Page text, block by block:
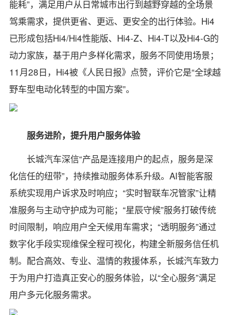
能耗”，满足用户从日常城市出行到越野穿越的全场景
驾乘需求，提供更省、更远、更安全的出行体验。Hi4
已形成包括Hi4/Hi4性能版、Hi4-Z、Hi4-T以及Hi4-G的
动力家族，基于用户多样化需求，服务不同使用场景；
11月28日，Hi4被《人民日报》点赞，评价它是“全球越
野车型电动化转型的中国方案”。
服务进阶，提升用户服务体验
长城汽车深信“产品是连接用户的起点，服务是深
化信任的纽带”，持续推动服务体系升级。AI智能客服
系统实现用户诉求及时响应；“实时智联车况管家”让精
准服务与主动守护成为可能；“星辰守候”服务打破传统
时间限制，响应用户全天候用车需求；“透明服务”通过
数字化手段实现维保全程可视化，构建全新服务信任机
制。配合高效、专业、温情的救援体系，长城汽车致力
于为用户打造真正安心的服务体验，以“全心服务”满足
用户多元化服务需求。